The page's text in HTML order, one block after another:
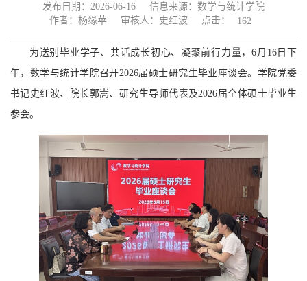
发布日期：2026-06-16
信息来源：数学与统计学院
作者：杨缘苹
审核人：史红波 点击： 162
为送别毕业学子、共话成长初心、凝聚前行力量，6月16日下
午，数学与统计学院召开2026届硕士研究生毕业座谈会。学院党委
书记史红波、院长郭嵩、研究生导师代表及2026届全体硕士毕业生
参会。